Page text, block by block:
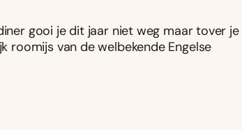
gooi je dit jaar niet weg maar tover je
roomijs van de welbekende Engelse